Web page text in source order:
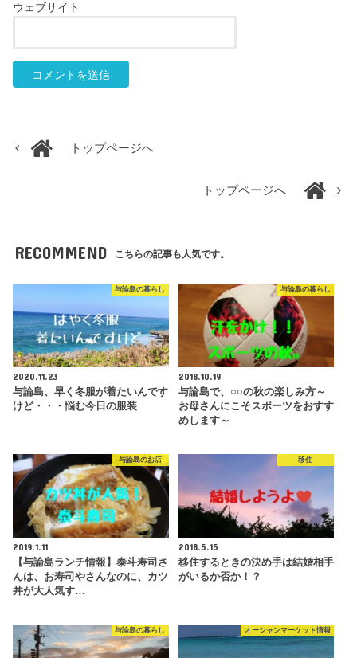
ウェブサイト
トップページへ
トップページへ
RECOMMEND こちらの記事も人気です。
与論島の暮らし
2020.11.23
与論島、早く冬服が着たいんです
けど・・・悩む今日の服装
与論島の暮らし
2018.10.19
与論島で、○○の秋の楽しみ方～
お母さんにこそスポーツをおすす
めします～
与論島のお店
2019.1.11
【与論島ランチ情報】泰斗寿司さ
んは、お寿司やさんなのに、カツ
丼が大人気す…
移住
2018.5.15
移住するときの決め手は結婚相手
がいるか否か！？
与論島の暮らし オーシャンマーケット情報